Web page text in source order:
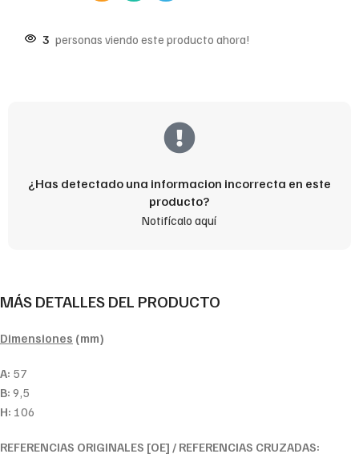
3 personas viendo este producto ahora!
¿Has detectado una informacion incorrecta en este
producto?
Notifícalo aquí
MÁS DETALLES DEL PRODUCTO
Dimensiones (mm)
A: 57
B: 9,5
H: 106
REFERENCIAS ORIGINALES [OE] / REFERENCIAS CRUZADAS: